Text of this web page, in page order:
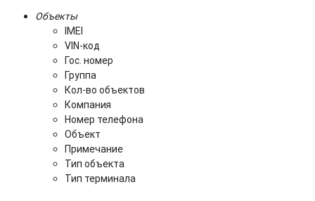
Объекты
IMEI
VIN-код
Гос. номер
Группа
Кол-во объектов
Компания
Номер телефона
Объект
Примечание
Тип объекта
Тип терминала